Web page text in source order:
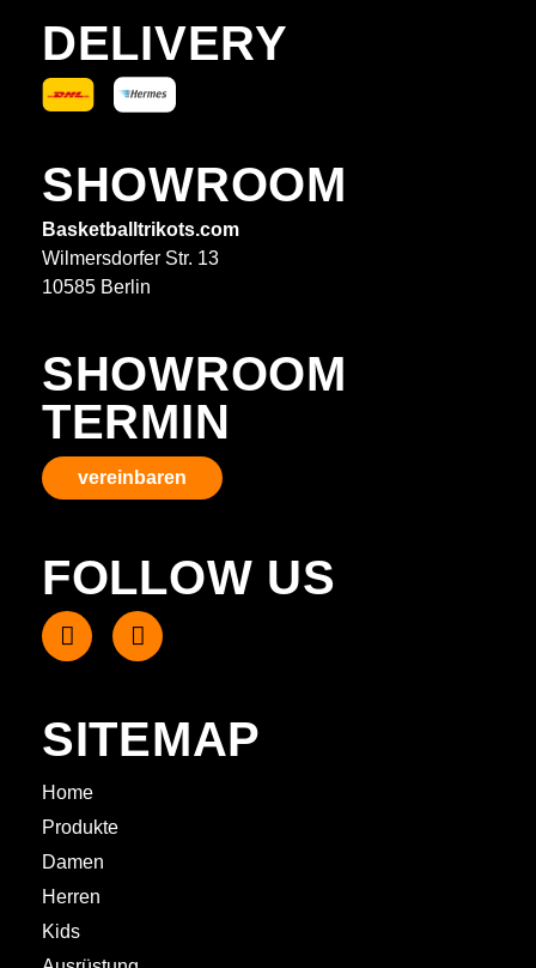
DELIVERY
SHOWROOM
Basketballtrikots.com
Wilmersdorfer Str. 13
10585 Berlin
SHOWROOM
TERMIN
vereinbaren
FOLLOW US
SITEMAP
Home
Produkte
Damen
Herren
Kids